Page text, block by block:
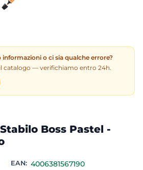
o ci sia qualche errore?
catalogo — verifichiamo entro 24h.
Boss Pastel -
EAN: 4006381567190